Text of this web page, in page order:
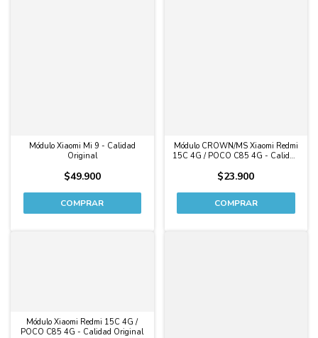
Módulo Xiaomi Mi 9 - Calidad
Original
$49.900
Módulo CROWN/MS Xiaomi Redmi
15C 4G / POCO C85 4G - Calidad
$23.900
Módulo Xiaomi Redmi 15C 4G /
POCO C85 4G - Calidad Original